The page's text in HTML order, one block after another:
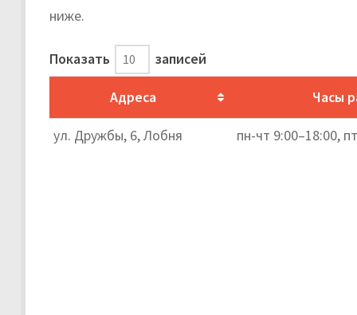
ниже.
Показать записей
Адреса Часы
ул. Дружбы, 6, Лобня пн-чт 9:00–18:00,